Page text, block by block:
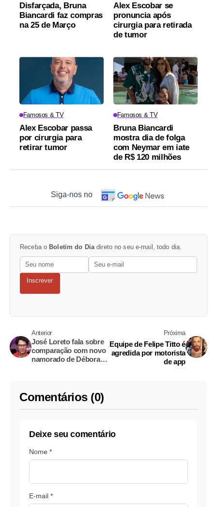
Disfarçada, Bruna
Biancardi faz compras
na 25 de Março
Alex Escobar se
pronuncia após
cirurgia para retirada
de tumor
Famosos & TV
Alex Escobar passa
por cirurgia para
retirar tumor
Famosos & TV
Bruna Biancardi
mostra dia de folga
com Neymar em iate
de R$ 120 milhões
Siga-nos no
Receba o Boletim do Diadireto no seu e-mail, todo dia.
Inscrever
Anterior
José Loreto fala sobre
comparação com novo
namorado de Débora
Próxima
Equipe de Felipe Titto é
agredida por motorista
de app
Comentários (0)
Deixe seu comentário
Nome *
E-mail *